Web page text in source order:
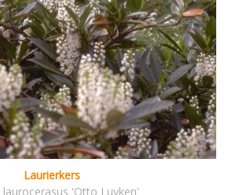
Laurierkers
laurocerasus 'Otto Luyken'